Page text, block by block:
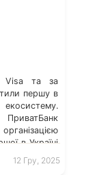
Visa та за
першу в
в Україні
геймерів
служба
12 Гру, 2025